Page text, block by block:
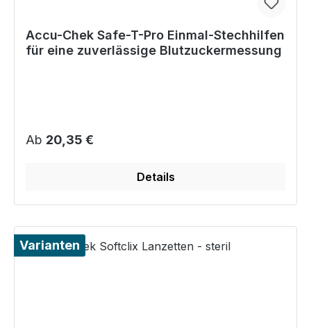
Accu-Chek Safe-T-Pro Einmal-Stechhilfen
für eine zuverlässige Blutzuckermessung
Regulärer Preis:
Ab 20,35 €
Details
Varianten